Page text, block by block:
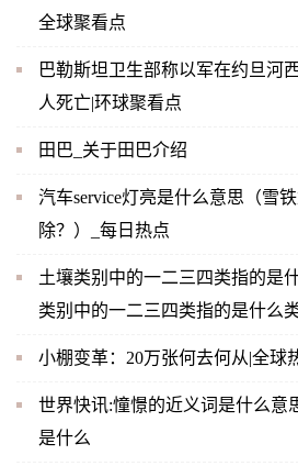
全球聚看点
巴勒斯坦卫生部称以军在约旦河
人死亡|环球聚看点
田巴_关于田巴介绍
汽车service灯亮是什么意思（雪
除？）_每日热点
土壤类别中的一二三四类指的是
类别中的一二三四类指的是什么
小棚变革：20万张何去何从|全球
世界快讯:憧憬的近义词是什么意
是什么